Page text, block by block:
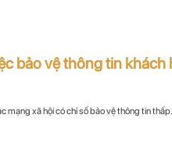
bảo vệ thông tin khách
xã hội có chỉ số bảo vệ thông tin